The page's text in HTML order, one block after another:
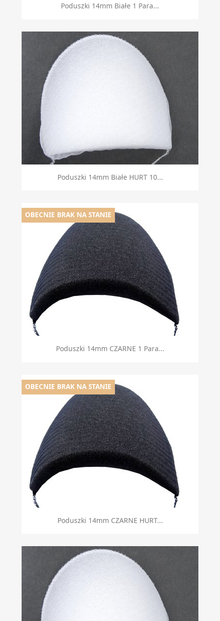
Poduszki 14mm Białe 1 Para...
Poduszki 14mm Białe HURT 10...
Poduszki 14mm CZARNE 1 Para...
OBECNIE BRAK NA STANIE
Poduszki 14mm CZARNE HURT...
OBECNIE BRAK NA STANIE